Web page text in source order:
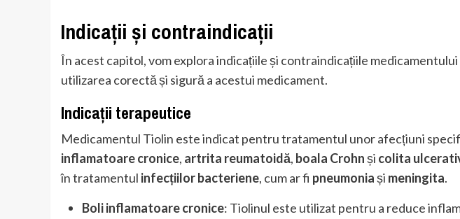
Indicații și contraindicații
În acest capitol, vom explora indicațiile și contraindicațiile
utilizarea corectă și sigură a acestui medicament.
Indicații terapeutice
Medicamentul Tiolin este indicat pentru tratamentul unor afecțiuni
inflamatoare cronice, artrita reumatoidă, boala Crohnși colita
în tratamentul infecțiilor bacteriene, cum ar fi pneumoniași meningita.
Boli inflamatoare cronice: Tiolinul este utilizat pentru a reduce